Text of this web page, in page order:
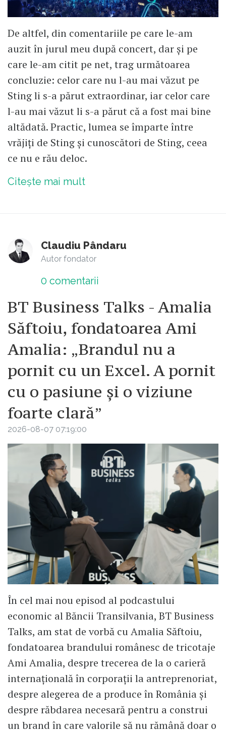
De altfel, din comentariile pe care le-am
auzit în jurul meu după concert, dar și pe
care le-am citit pe net, trag următoarea
concluzie: celor care nu l-au mai văzut pe
Sting li s-a părut extraordinar, iar celor care
l-au mai văzut li s-a părut că a fost mai bine
altădată. Practic, lumea se împarte între
vrăjiți de Sting și cunoscători de Sting, ceea
ce nu e rău deloc.
Citește mai mult
Claudiu Pândaru
Autor fondator
0 comentarii
BT Business Talks - Amalia
Săftoiu, fondatoarea Ami
Amalia: „Brandul nu a
pornit cu un Excel. A pornit
cu o pasiune și o viziune
foarte clară”
2026-08-07 07:19:00
În cel mai nou episod al podcastului
economic al Băncii Transilvania, BT Business
Talks, am stat de vorbă cu Amalia Săftoiu,
fondatoarea brandului românesc de tricotaje
Ami Amalia, despre trecerea de la o carieră
internațională în corporații la antreprenoriat,
despre alegerea de a produce în România și
despre răbdarea necesară pentru a construi
un brand în care valorile să nu rămână doar o